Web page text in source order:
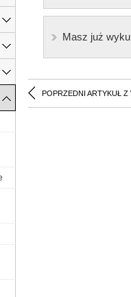
Masz już
POPRZEDNI ARTYKUŁ Z